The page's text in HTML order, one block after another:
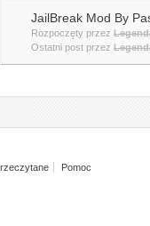
JailBreak Mod By
Rozpoczęty przez
Ostatni post przez
Pomoc